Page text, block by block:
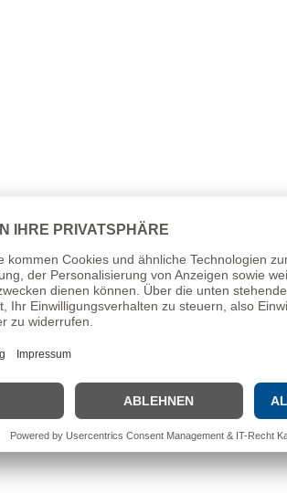
unter Angabe Ihrer Gehaltsvorstellung